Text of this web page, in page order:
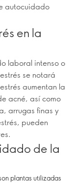
autocuidado
en la
laboral intenso o
se notará
aumentan la
acné, así como
arrugas finas y
pueden
de la
plantas utilizadas